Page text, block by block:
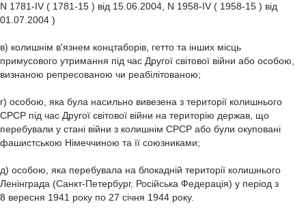
N 1781-IV ( 1781-15 ) від 15.06.2004, N 1958-IV ( 1958-15 ) від
01.07.2004 )
в) колишнім в'язнем концтаборів, гетто та інших місць
примусового утримання під час Другої світової війни або особою,
визнаною репресованою чи реабілітованою;
г) особою, яка була насильно вивезена з території колишнього
СРСР під час Другої світової війни на територію держав, що
перебували у стані війни з колишнім СРСР або були окуповані
фашистською Німеччиною та її союзниками;
д) особою, яка перебувала на блокадній території колишнього
Ленінграда (Санкт-Петербург, Російська Федерація) у період з
8 вересня 1941 року по 27 січня 1944 року.